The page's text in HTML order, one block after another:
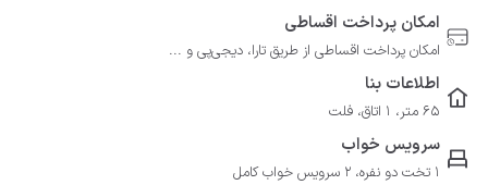
امکان پرداخت اقساطی
امکان پرداخت اقساطی از طریق تارا، دیجی‌پی و ...
اطلاعات بنا
65 متر، 1 اتاق، فلت
سرویس خواب
1 تخت دو نفره، 2 سرویس خواب کامل